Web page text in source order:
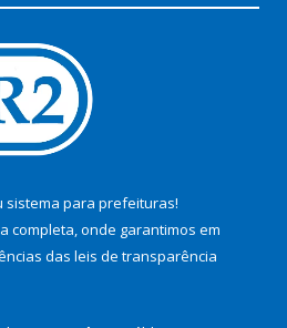
sistema para prefeituras!
completa, onde garantimos em
das leis de transparência